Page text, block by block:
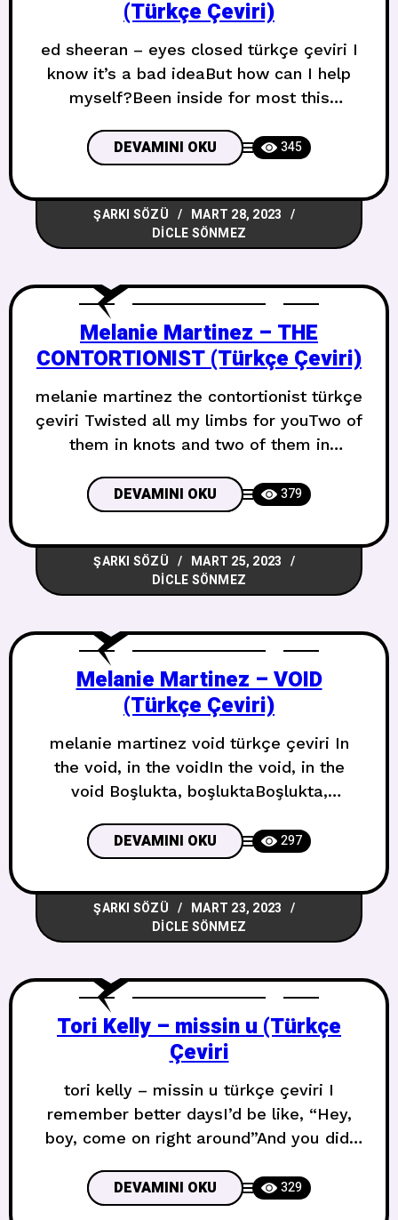
(Türkçe Çeviri)
ed sheeran – eyes closed türkçe çeviri I
know it’s a bad ideaBut how can I help
myself?Been inside for most this
might helpIt’s been a while, my
dearDealin’ with the cards life dealtI’m
still holdin’ back these tearsWhile my
friends are somewhere else Bunun kötü
bir fikir
DEVAMINI OKU 345
ŞARKI SÖZÜ
MART 28, 2023
DICLE SÖNMEZ
Melanie Martinez – THE
CONTORTIONIST (Türkçe Çeviri)
melanie martinez the contortionist türkçe
çeviri Twisted all my limbs for youTwo of
them in knots and two of them in
nooseWonder if I’ll ever get it looseI
don’t wanna bruise for youHolding back
my words until my face is blueI don’t
really care about your crewYou can tell
them
DEVAMINI OKU 379
ŞARKI SÖZÜ
MART 25, 2023
DICLE SÖNMEZ
Melanie Martinez – VOID
(Türkçe Çeviri)
melanie martinez void türkçe çeviri In
the void, in the voidIn the void, in the
void Boşlukta, boşluktaBoşlukta,
cornerIt’s tasting kind of lonely and my
mind wants to control meAh-ah-ah-
empty, there’s rotten things left in
meInjected by society, no one here but
me to judge me Bebeğim, köşede
DEVAMINI OKU 297
ŞARKI SÖZÜ
MART 23, 2023
DICLE SÖNMEZ
Tori Kelly – missin u (Türkçe
Çeviri
tori kelly – missin u türkçe çeviri I
remember better daysI’d be like, “Hey,
boy, come on right around”And you did,
me thereWe were young, we were dumb,
yeah, we had a good run Daha iyi günleri
DEVAMINI OKU 329